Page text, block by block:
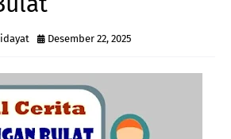
Desember 22, 2025